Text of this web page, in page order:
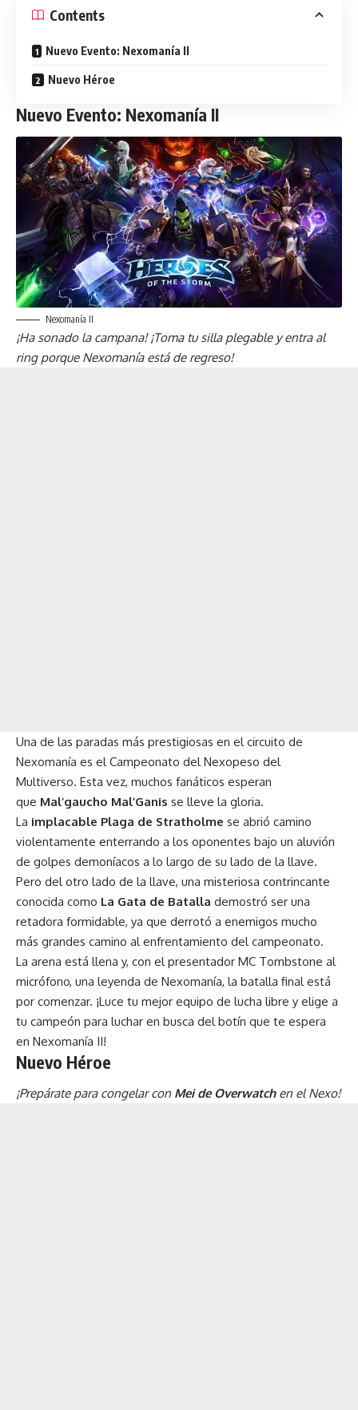
Contents
Nuevo Evento: Nexomanía II
Nuevo Héroe
Nuevo Evento: Nexomanía II
Nexomanía II
¡Ha sonado la campana! ¡Toma tu silla plegable y entra al
ring porque Nexomanía está de regreso!
Una de las paradas más prestigiosas en el circuito de
Nexomanía es el Campeonato del Nexopeso del
Multiverso. Esta vez, muchos fanáticos esperan
que Mal’gaucho Mal’Ganis se lleve la gloria.
La implacable Plaga de Stratholme se abrió camino
violentamente enterrando a los oponentes bajo un aluvión
de golpes demoníacos a lo largo de su lado de la llave.
Pero del otro lado de la llave, una misteriosa contrincante
conocida como La Gata de Batalla demostró ser una
retadora formidable, ya que derrotó a enemigos mucho
más grandes camino al enfrentamiento del campeonato.
La arena está llena y, con el presentador MC Tombstone al
micrófono, una leyenda de Nexomanía, la batalla final está
por comenzar. ¡Luce tu mejor equipo de lucha libre y elige a
tu campeón para luchar en busca del botín que te espera
en Nexomanía II!
Nuevo Héroe
¡Prepárate para congelar con Mei de Overwatchen el Nexo!